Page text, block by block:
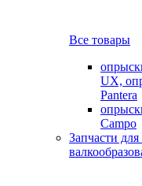
Все товары
UX,
Pantera
Campo
Запчасти